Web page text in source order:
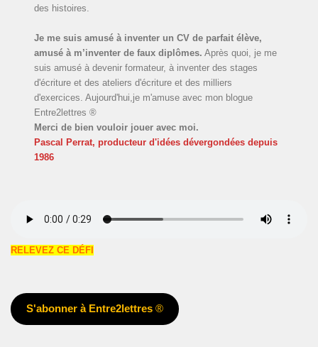
des histoires.
Je me suis amusé à inventer un CV de parfait élève,
amusé à m’inventer de faux diplômes. Après quoi, je me
suis amusé à devenir formateur, à inventer des stages
d'écriture et des ateliers d'écriture et des milliers
d'exercices. Aujourd'hui,je m'amuse avec mon blogue
Entre2lettres ®
Merci de bien vouloir jouer avec moi.
Pascal Perrat, producteur d'idées dévergondées depuis
1986
RELEVEZ CE DÉFI
S'abonner à Entre2lettres®